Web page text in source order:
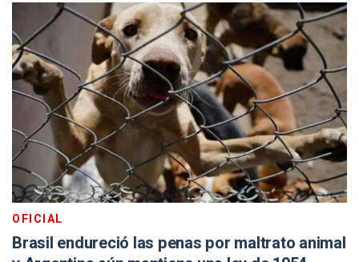
OFICIAL
Brasil endureció las penas por maltrato animal